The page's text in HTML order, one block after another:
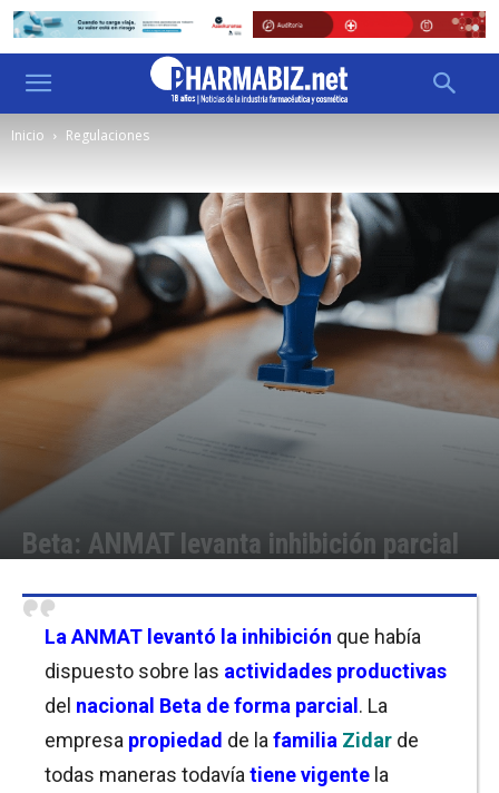
Inicio Regulaciones
Beta: ANMAT levanta inhibición parcial
La ANMAT levantó la inhibición que había
dispuesto sobre las actividades productivas
del nacional Beta de forma parcial . La
empresa propiedad de la familia Zidar de
todas maneras todavía tiene vigente la